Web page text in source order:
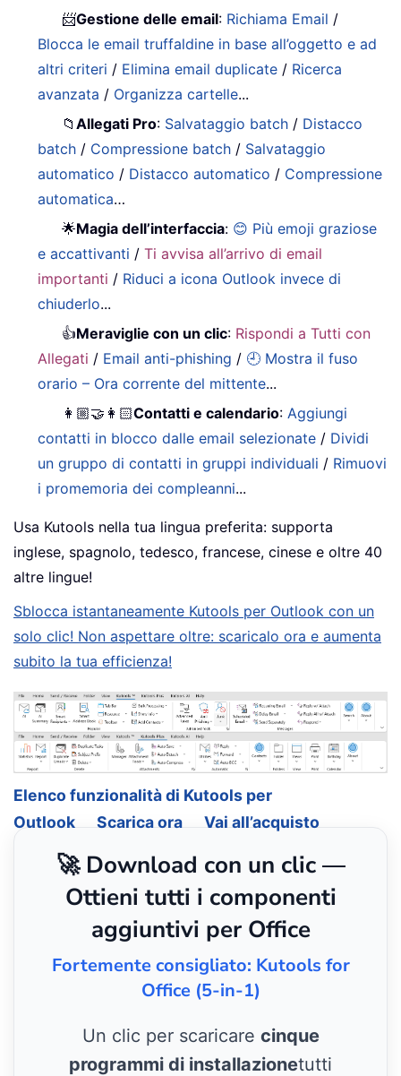
📨Gestione delle email: Richiama Email /
Blocca le email truffaldine in base all’oggetto e ad
altri criteri / Elimina email duplicate / Ricerca
avanzata / Organizza cartelle...
📁Allegati Pro: Salvataggio batch / Distacco
batch / Compressione batch / Salvataggio
automatico / Distacco automatico / Compressione
automatica…
🌟Magia dell’interfaccia: 😊 Più emoji graziose
e accattivanti /Ti avvisa all’arrivo di email
importanti / Riduci a icona Outlook invece di
chiuderlo...
👍Meraviglie con un clic: Rispondi a Tutti con
Allegati / Email anti-phishing / 🕘 Mostra il fuso
orario – Ora corrente del mittente...
👩🏼‍🤝‍👩🏻Contatti e calendario:Aggiungi
contatti in blocco dalle email selezionate / Dividi
un gruppo di contatti in gruppi individuali / Rimuovi
i promemoria dei compleanni...
Usa Kutools nella tua lingua preferita: supporta
inglese, spagnolo, tedesco, francese, cinese e oltre 40
altre lingue!
Sblocca istantaneamente Kutools per Outlook con un
solo clic! Non aspettare oltre: scaricalo ora e aumenta
subito la tua efficienza!
Elenco funzionalità di Kutools per
Outlook
Scarica ora Vai all’acquisto
🚀 Download con un clic —
Ottieni tutti i componenti
aggiuntivi per Office
Fortemente consigliato: Kutools for
Office (5-in-1)
Un clic per scaricare cinque
programmi di installazionetutti